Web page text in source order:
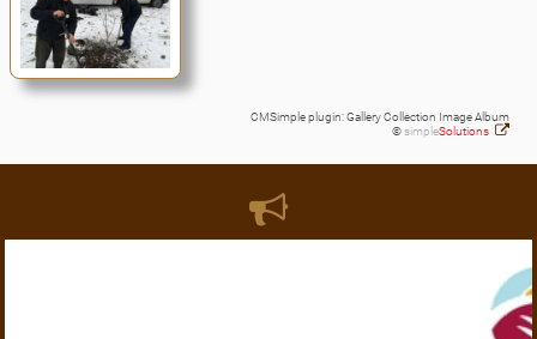
CMSimple plugin: Gallery Collection Image Album
© simpleSolutions